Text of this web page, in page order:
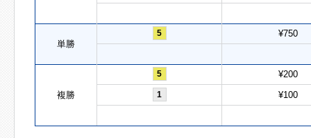
単勝
5 ¥750
複勝
5 ¥200
1 ¥100